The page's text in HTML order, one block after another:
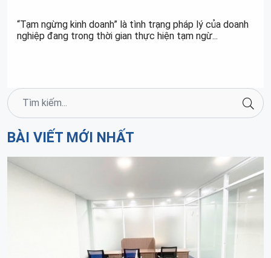
“Tạm ngừng kinh doanh” là tình trạng pháp lý của doanh
nghiệp đang trong thời gian thực hiện tạm ngừ...
BÀI VIẾT MỚI NHẤT